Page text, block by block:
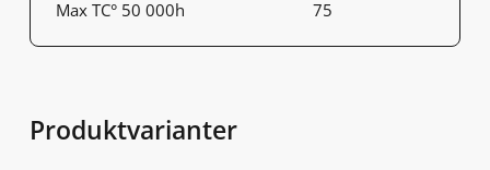
Max TC° 50 000h 75
Produktvarianter